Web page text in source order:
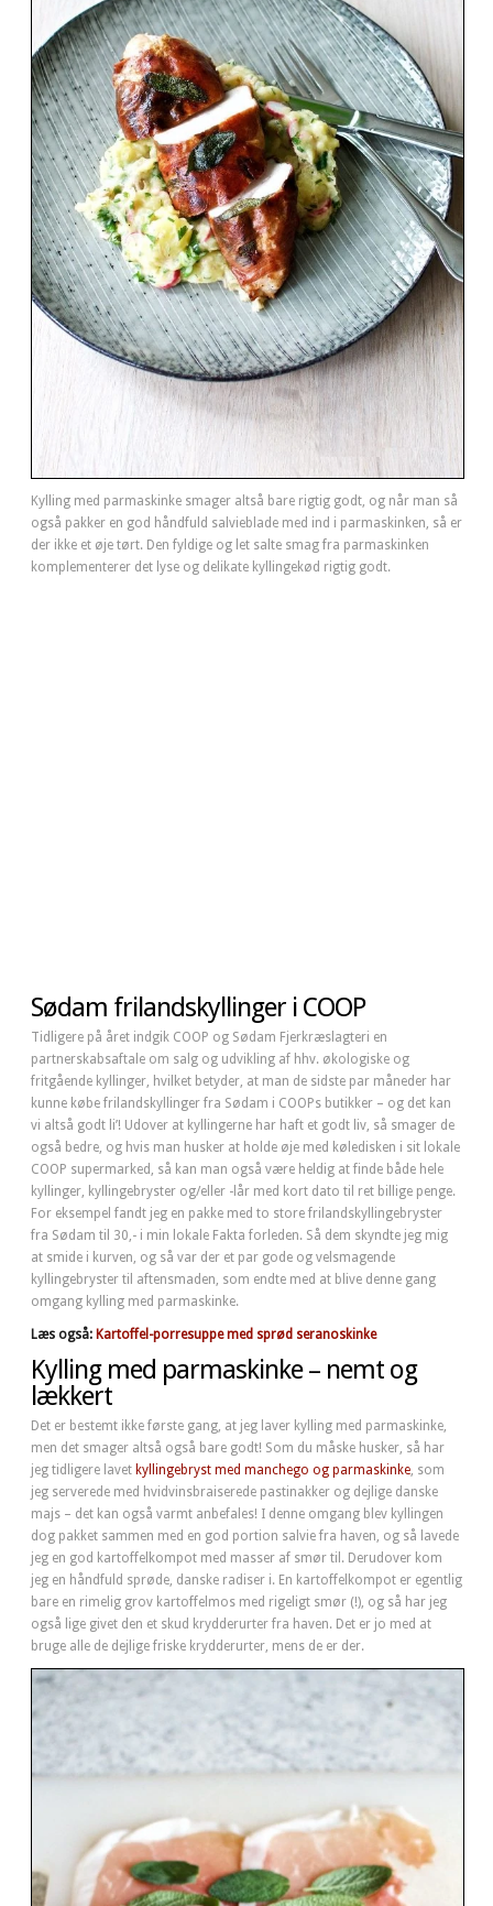
Kylling med parmaskinke smager altså bare rigtig godt, og når man så
også pakker en god håndfuld salvieblade med ind i parmaskinken, så er
der ikke et øje tørt. Den fyldige og let salte smag fra parmaskinken
komplementerer det lyse og delikate kyllingekød rigtig godt.
Sødam frilandskyllinger i COOP
Tidligere på året indgik COOP og Sødam Fjerkræslagteri en
partnerskabsaftale om salg og udvikling af hhv. økologiske og
fritgående kyllinger, hvilket betyder, at man de sidste par måneder har
kunne købe frilandskyllinger fra Sødam i COOPs butikker – og det kan
vi altså godt li’! Udover at kyllingerne har haft et godt liv, så smager de
også bedre, og hvis man husker at holde øje med køledisken i sit lokale
COOP supermarked, så kan man også være heldig at finde både hele
kyllinger, kyllingebryster og/eller -lår med kort dato til ret billige penge.
For eksempel fandt jeg en pakke med to store frilandskyllingebryster
fra Sødam til 30,- i min lokale Fakta forleden. Så dem skyndte jeg mig
at smide i kurven, og så var der et par gode og velsmagende
kyllingebryster til aftensmaden, som endte med at blive denne gang
omgang kylling med parmaskinke.
Læs også: Kartoffel-porresuppe med sprød seranoskinke
Kylling med parmaskinke – nemt og
lækkert
Det er bestemt ikke første gang, at jeg laver kylling med parmaskinke,
men det smager altså også bare godt! Som du måske husker, så har
jeg tidligere lavet kyllingebryst med manchego og parmaskinke , som
jeg serverede med hvidvinsbraiserede pastinakker og dejlige danske
majs – det kan også varmt anbefales! I denne omgang blev kyllingen
dog pakket sammen med en god portion salvie fra haven, og så lavede
jeg en god kartoffelkompot med masser af smør til. Derudover kom
jeg en håndfuld sprøde, danske radiser i. En kartoffelkompot er egentlig
bare en rimelig grov kartoffelmos med rigeligt smør (!), og så har jeg
også lige givet den et skud krydderurter fra haven. Det er jo med at
bruge alle de dejlige friske krydderurter, mens de er der.